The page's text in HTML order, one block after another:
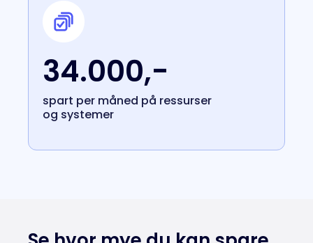
34.000,-
spart per måned på ressurser
og systemer